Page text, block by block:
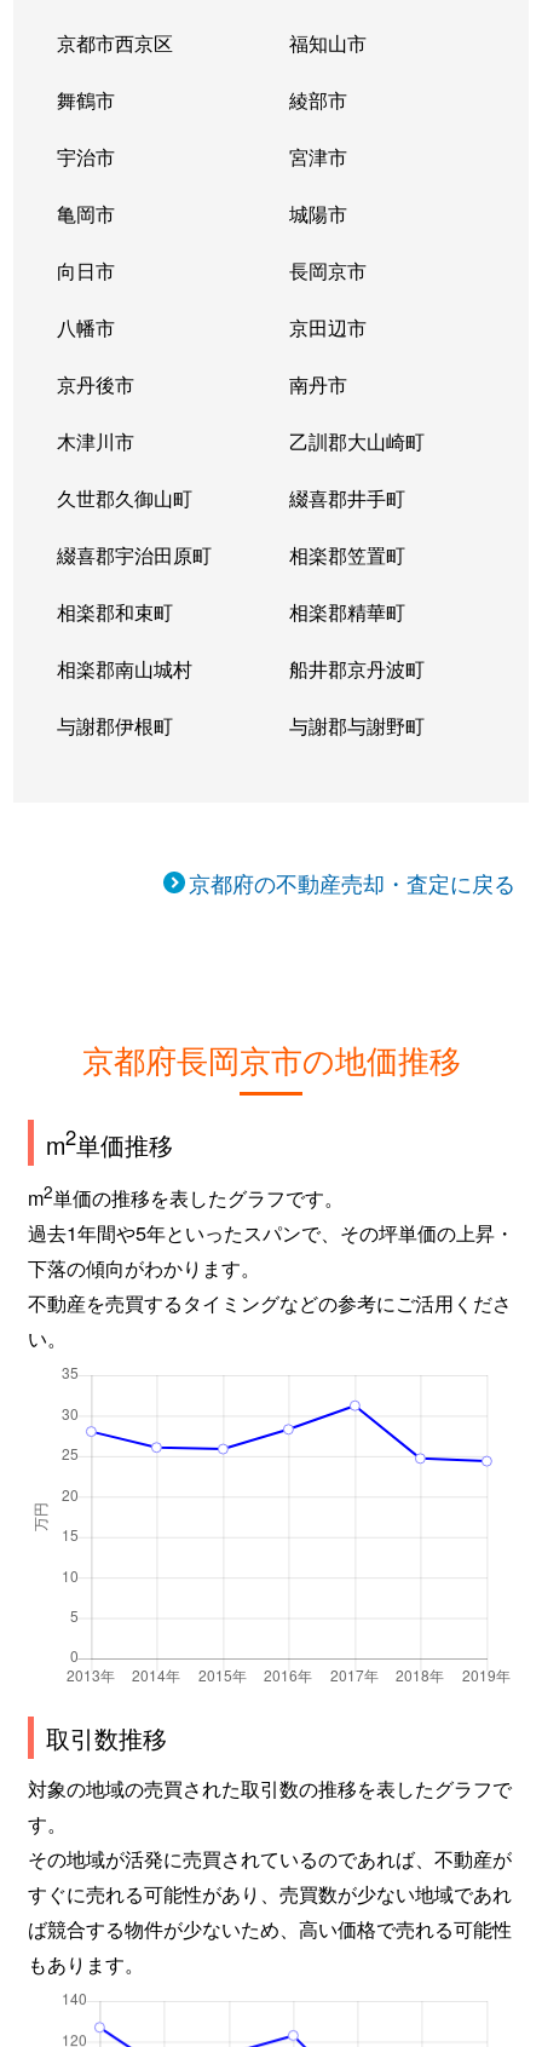
京都市西京区 福知山市
舞鶴市 綾部市
宇治市 宮津市
亀岡市 城陽市
向日市 長岡京市
八幡市 京田辺市
京丹後市 南丹市
木津川市 乙訓郡大山崎町
久世郡久御山町 綴喜郡井手町
綴喜郡宇治田原町 相楽郡笠置町
相楽郡和束町 相楽郡精華町
相楽郡南山城村 船井郡京丹波町
与謝郡伊根町 与謝郡与謝野町
京都府の不動産売却・査定に戻る
京都府長岡京市の地価推移
m2単価推移
m2単価の推移を表したグラフです。
過去1年間や5年といったスパンで、その坪単価の上昇・
下落の傾向がわかります。
不動産を売買するタイミングなどの参考にご活用くださ
い。
取引数推移
対象の地域の売買された取引数の推移を表したグラフで
す。
その地域が活発に売買されているのであれば、不動産が
すぐに売れる可能性があり、売買数が少ない地域であれ
ば競合する物件が少ないため、高い価格で売れる可能性
もあります。